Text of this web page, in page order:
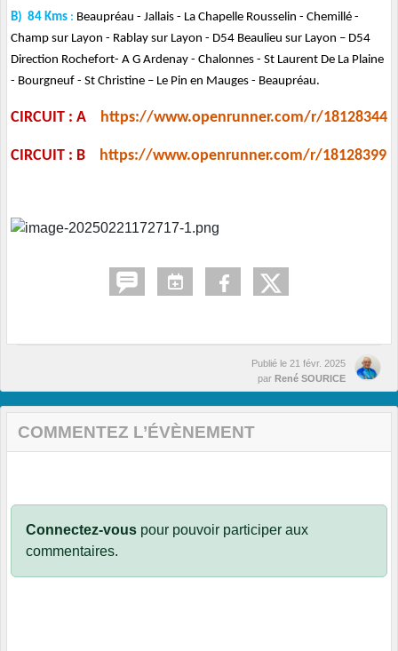
B) 84 Kms : Beaupréau - Jallais - La Chapelle Rousselin - Chemillé -
Champ sur Layon - Rablay sur Layon - D54 Beaulieu sur Layon – D54
Direction Rochefort- A G Ardenay - Chalonnes - St Laurent De La Plaine
- Bourgneuf - St Christine – Le Pin en Mauges - Beaupréau.
CIRCUIT : A https://www.openrunner.com/r/18128344
CIRCUIT : B https://www.openrunner.com/r/18128399
Publié le 21 févr. 2025
par René SOURICE
COMMENTEZ L’ÉVÈNEMENT
Connectez-vous pour pouvoir participer aux
commentaires.